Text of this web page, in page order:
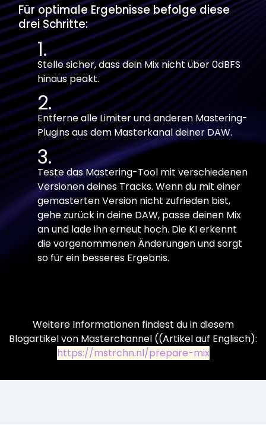
Für optimale Ergebnisse befolge diese
drei Schritte:
Stelle sicher, dass dein Mix nicht über 0dBFS
hinaus peakt.
Entferne alle Limiter und anderen Mastering-
Plugins aus dem Masterkanal deiner DAW.
Teste das Mastering-Tool mit verschiedenen
Versionen deines Tracks. Wenn du mit einer
gemasterten Version nicht zufrieden bist,
gehe zurück in deine DAW, passe deinen Mix
an und lade ihn erneut hoch. Die KI erkennt
die vorgenommenen Änderungen und sorgt
so für ein besseres Ergebnis.
Weitere Informationen findest du in diesem
Blogartikel von Masterchannel ((Artikel auf Englisch):
https://mstrchn.nl/prepare-mix